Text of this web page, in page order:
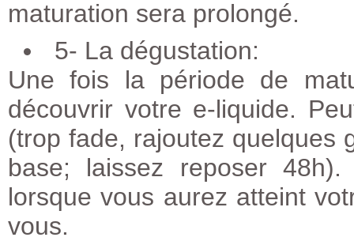
maturation sera prolongé.
5- La dégustation:
Une fois la période de
découvrir votre e-liquide.
(trop fade, rajoutez quelques
base; laissez reposer
lorsque vous aurez atteint
vous.